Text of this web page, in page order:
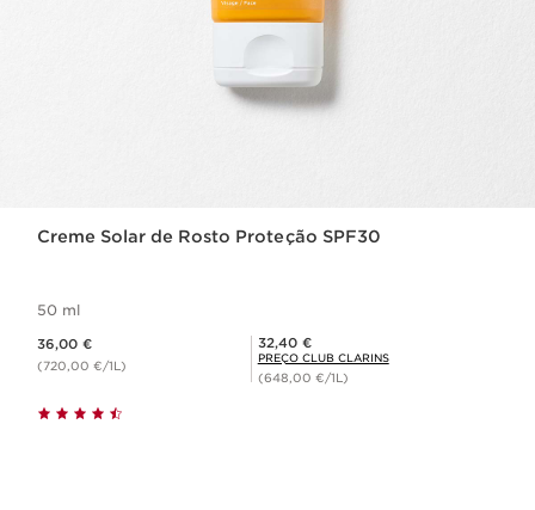
Creme Solar de Rosto Proteção SPF30
50 ml
36,00 €
(720,00 €/1L)
Preço Club Clarins 32,40 €
32,40 €
PREÇO CLUB CLARINS
(648,00 €/1L)